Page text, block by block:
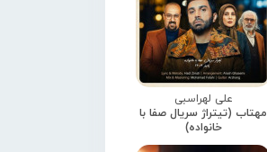
علی لهراسبی
مهتاب (تیتراژ سریال صفا با
خانواده)